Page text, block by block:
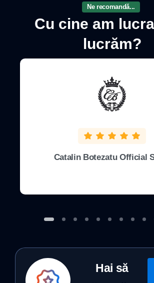
Ne recomandă...
Cu cine am
lucrăm?
Catalin Botezatu Official
Hai să